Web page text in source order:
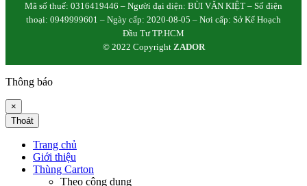
Mã số thuế: 0316419446 – Người đại diện: BÙI VĂN KIỆT – Số điện
thoại: 0949999601 – Ngày cấp: 2020-08-05 – Nơi cấp: Sở Kế Hoạch
Đầu Tư TP.HCM
© 2022 Copyright ZADOR
Thông báo
×
Thoát
Trang chủ
Giới thiệu
Thùng Carton
Theo công dụng